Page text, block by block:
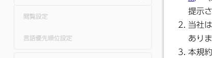
閲覧設定
言語優先順位設定